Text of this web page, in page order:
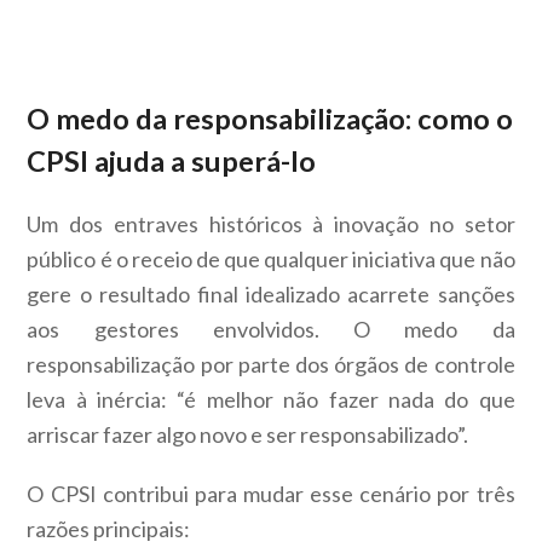
O medo da responsabilização: como o
CPSI ajuda a superá-lo
Um dos entraves históricos à inovação no setor
público é o receio de que qualquer iniciativa que não
gere o resultado final idealizado acarrete sanções
aos gestores envolvidos. O medo da
responsabilização por parte dos órgãos de controle
leva à inércia: “é melhor não fazer nada do que
arriscar fazer algo novo e ser responsabilizado”.
O CPSI contribui para mudar esse cenário por três
razões principais: